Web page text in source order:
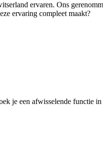
ervaren. Ons
ervaring compleet maakt?
je een afwisselende functie